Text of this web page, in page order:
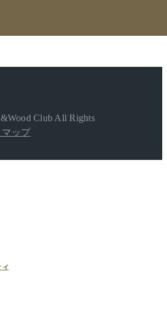
Club All Rights
ップ